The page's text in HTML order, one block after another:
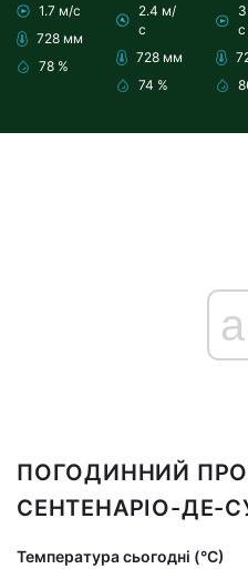
1.7 м/с
728 мм
78 %
2.4 м/
с
728 мм
74 %
с
ПОГОДИННИЙ
СЕНТЕНАРІО-ДE-
Температура сьогодні (°С)